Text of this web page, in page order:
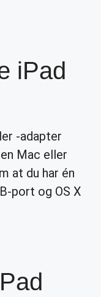
iPad
-adapter
Mac eller
at du har én
port og OS X